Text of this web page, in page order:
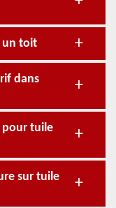
un toit
dans
pour tuile
sur tuile